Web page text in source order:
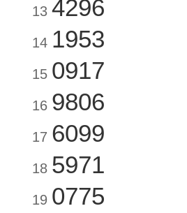
13 4296
14 1953
15 0917
16 9806
17 6099
18 5971
19 0775